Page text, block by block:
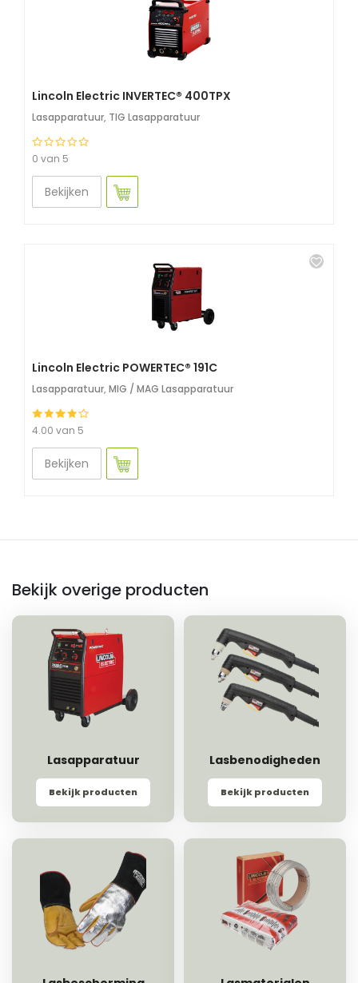
Lincoln Electric INVERTEC® 400TPX
Lasapparatuur, TIG Lasapparatuur
0 van 5
Bekijken
Lincoln Electric POWERTEC® 191C
Lasapparatuur, MIG / MAG Lasapparatuur
4.00 van 5
Bekijken
Bekijk overige producten
Lasapparatuur
Bekijk producten
Lasbenodigheden
Bekijk producten